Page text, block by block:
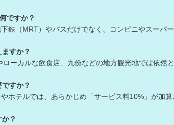
ですか？
鉄（MRT）やバスだけでなく、コンビニやスーパ
すか？
ーカルな飲食店、九份などの地方観光地では依然
すか？
ホテルでは、あらかじめ「サービス料10%」が加算
？